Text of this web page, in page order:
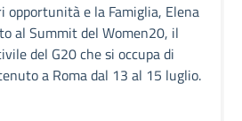
opportunità e la Famiglia, Elena
al Summit del Women20, il
del G20 che si occupa di
a Roma dal 13 al 15 luglio.